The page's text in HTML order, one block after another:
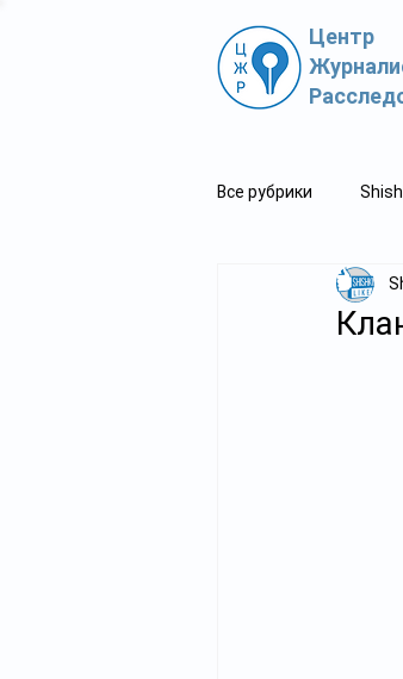
Центр
Все рубрики
Политпросвет.kz